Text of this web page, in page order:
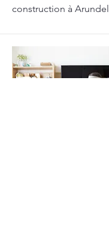
construction à Arundel